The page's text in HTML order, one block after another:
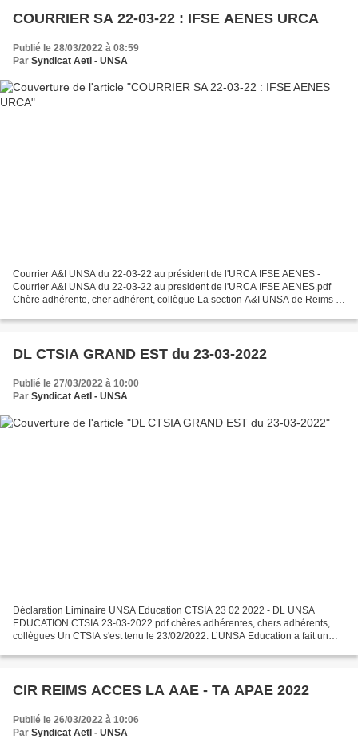
COURRIER SA 22-03-22 : IFSE AENES URCA
Publié le 28/03/2022 à 08:59
Par Syndicat AetI - UNSA
Courrier A&I UNSA du 22-03-22 au président de l'URCA IFSE AENES -
Courrier A&I UNSA du 22-03-22 au president de l'URCA IFSE AENES.pdf
Chère adhérente, cher adhérent, collègue La section A&I UNSA de Reims a
DL CTSIA GRAND EST du 23-03-2022
Publié le 27/03/2022 à 10:00
Par Syndicat AetI - UNSA
Déclaration Liminaire UNSA Education CTSIA 23 02 2022 - DL UNSA
EDUCATION CTSIA 23-03-2022.pdf chères adhérentes, chers adhérents,
collègues Un CTSIA s'est tenu le 23/02/2022. L’UNSA Education a fait un
CIR REIMS ACCES LA AAE - TA APAE 2022
Publié le 26/03/2022 à 10:06
Par Syndicat AetI - UNSA